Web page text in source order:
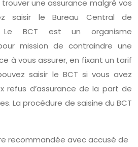
trouver une assurance malgré vos
saisir le Bureau Central de
Le BCT est un organisme
mission de contraindre une
à vous assurer, en fixant un tarif
saisir le BCT si vous avez
refus d’assurance de la part de
La procédure de saisine du BCT
recommandée avec accusé de